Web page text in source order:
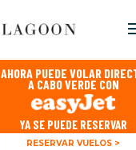
AHORA PUEDE VOLAR
A CABO VERDE CON
YA SE PUEDE RESERVAR
RESERVAR VUELOS >